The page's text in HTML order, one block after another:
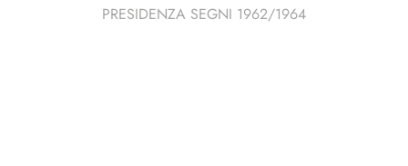
PRESIDENZA SEGNI 1962/1964